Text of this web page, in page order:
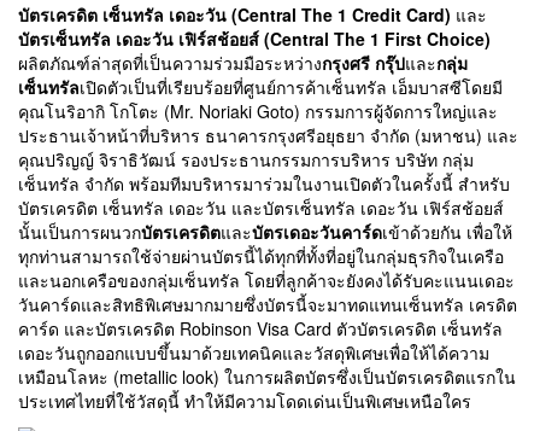
บัตรเครดิต เซ็นทรัล เดอะวัน (Central The 1 Credit Card) และ
บัตรเซ็นทรัล เดอะวัน เฟิร์สช้อยส์ (Central The 1 First Choice)
ผลิตภัณฑ์ล่าสุดที่เป็นความร่วมมือระหว่างกรุงศรี กรุ๊ปและกลุ่ม
เซ็นทรัลเปิดตัวเป็นที่เรียบร้อยที่ศูนย์การค้าเซ็นทรัล เอ็มบาสซีโดยมี
คุณโนริอากิ โกโตะ (Mr. Noriaki Goto) กรรมการผู้จัดการใหญ่และ
ประธานเจ้าหน้าที่บริหาร ธนาคารกรุงศรีอยุธยา จำกัด (มหาชน) และ
คุณปริญญ์ จิราธิวัฒน์ รองประธานกรรมการบริหาร บริษัท กลุ่ม
เซ็นทรัล จำกัด พร้อมทีมบริหารมาร่วมในงานเปิดตัวในครั้งนี้ สำหรับ
บัตรเครดิต เซ็นทรัล เดอะวัน และบัตรเซ็นทรัล เดอะวัน เฟิร์สช้อยส์
นั้นเป็นการผนวกบัตรเครดิตและบัตรเดอะวันคาร์ดเข้าด้วยกัน เพื่อให้
ทุกท่านสามารถใช้จ่ายผ่านบัตรนี้ได้ทุกที่ทั้งที่อยู่ในกลุ่มธุรกิจในเครือ
และนอกเครือของกลุ่มเซ็นทรัล โดยที่ลูกค้าจะยังคงได้รับคะแนนเดอะ
วันคาร์ดและสิทธิพิเศษมากมายซึ่งบัตรนี้จะมาทดแทนเซ็นทรัล เครดิต
คาร์ด และบัตรเครดิต Robinson Visa Card ตัวบัตรเครดิต เซ็นทรัล
เดอะวันถูกออกแบบขึ้นมาด้วยเทคนิคและวัสดุพิเศษเพื่อให้ได้ความ
เหมือนโลหะ (metallic look) ในการผลิตบัตรซึ่งเป็นบัตรเครดิตแรกใน
ประเทศไทยที่ใช้วัสดุนี้ ทำให้มีความโดดเด่นเป็นพิเศษเหนือใคร